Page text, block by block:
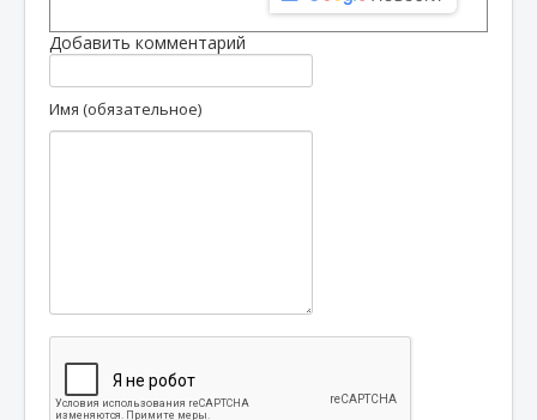
Добавить комментарий
Имя (обязательное)